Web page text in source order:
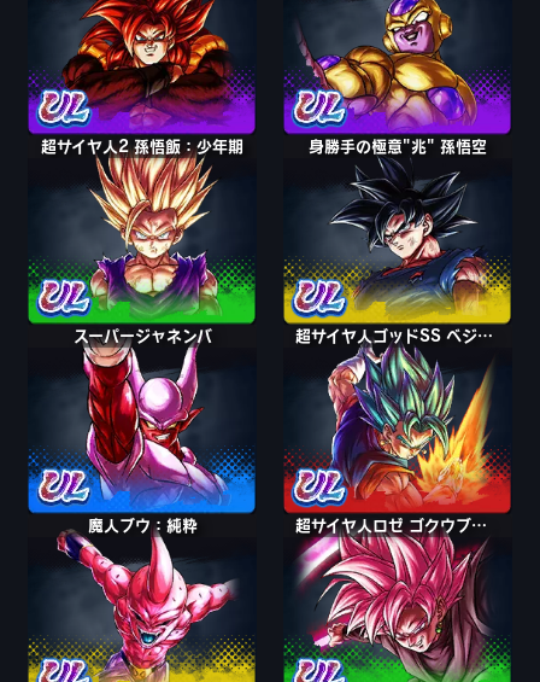
超サイヤ人2 孫悟飯：少年期 身勝手の極意"兆" 孫悟空
スーパージャネンバ 超サイヤ人ゴッドSS ベジット
魔人ブウ：純粋 超サイヤ人ロゼ ゴクウブラック